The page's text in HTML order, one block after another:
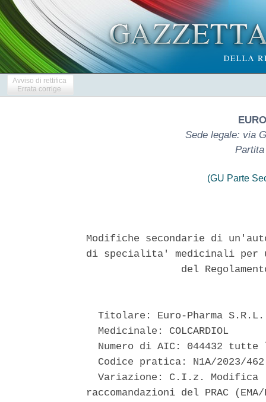
Avviso di rettifica
Errata corrige
Sede legale: via
Partita
(GU Parte
Modifiche secondarie di
di specialita' medicinali per
del
Titolare: Euro-Pharma
  Medicinale: COLCARDIOL
Numero di AIC: 044432
Codice pratica: N1A/2023/
Variazione: C.I.z. Modifica
raccomandazioni del PRAC